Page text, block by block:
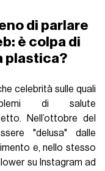
di parlare
è colpa di
plastica?
celebrità sulle quali
di salute
Nell’ottobre del
"delusa" dalle
e, nello stesso
su Instagram ad